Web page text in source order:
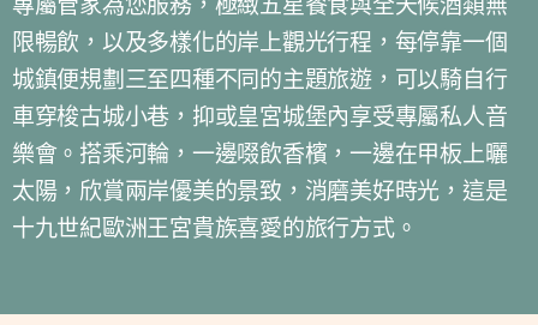
限暢飲，以及多樣化的岸上觀光行程，每停靠一個
城鎮便規劃三至四種不同的主題旅遊，可以騎自行
車穿梭古城小巷，抑或皇宮城堡內享受專屬私人音
樂會。搭乘河輪，一邊啜飲香檳，一邊在甲板上曬
太陽，欣賞兩岸優美的景致，消磨美好時光，這是
十九世紀歐洲王宮貴族喜愛的旅行方式。